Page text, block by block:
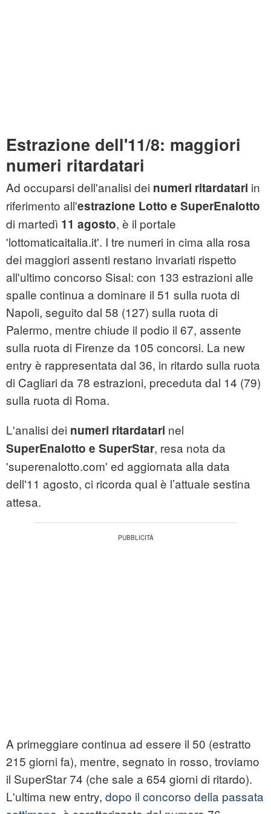
Estrazione dell'11/8: maggiori
numeri ritardatari
Ad occuparsi dell'analisi dei numeri ritardatari in
riferimento all'estrazione Lotto e SuperEnalotto
di martedì 11 agosto, è il portale
'lottomaticaitalia.it'. I tre numeri in cima alla rosa
dei maggiori assenti restano invariati rispetto
all'ultimo concorso Sisal: con 133 estrazioni alle
spalle continua a dominare il 51 sulla ruota di
Napoli, seguito dal 58 (127) sulla ruota di
Palermo, mentre chiude il podio il 67, assente
sulla ruota di Firenze da 105 concorsi. La new
entry è rappresentata dal 36, in ritardo sulla ruota
di Cagliari da 78 estrazioni, preceduta dal 14 (79)
sulla ruota di Roma.
L'analisi dei numeri ritardatari nel
SuperEnalotto e SuperStar, resa nota da
'superenalotto.com' ed aggiornata alla data
dell'11 agosto, ci ricorda qual è l’attuale sestina
attesa.
A primeggiare continua ad essere il 50 (estratto
215 giorni fa), mentre, segnato in rosso, troviamo
il SuperStar 74 (che sale a 654 giorni di ritardo).
L'ultima new entry, dopo il concorso della passata